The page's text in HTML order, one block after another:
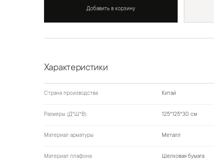
Добавить в корзину
Характеристики
Страна производства Китай
Размеры (Д*Ш*В) 125*125*30 см
Материал арматуры Металл
Материал плафона Шелковая бумага